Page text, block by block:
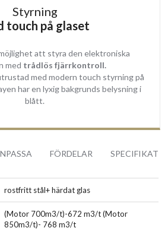
finns tillgänglig i bredd: 60 cm och 90
eller takmotor är
är 2-4 veckor.
Styrning
touch på glaset
att styra den elektroniska
med trådlös fjärrkontroll.
med modern touch styrning på
har en lyxig bakgrunds belysning i
blått.
FÖRDELAR
rostfritt stål+ härdat glas
(Motor 700m3/t)-672 m3/t (Motor
850m3/t)- 768 m3/t